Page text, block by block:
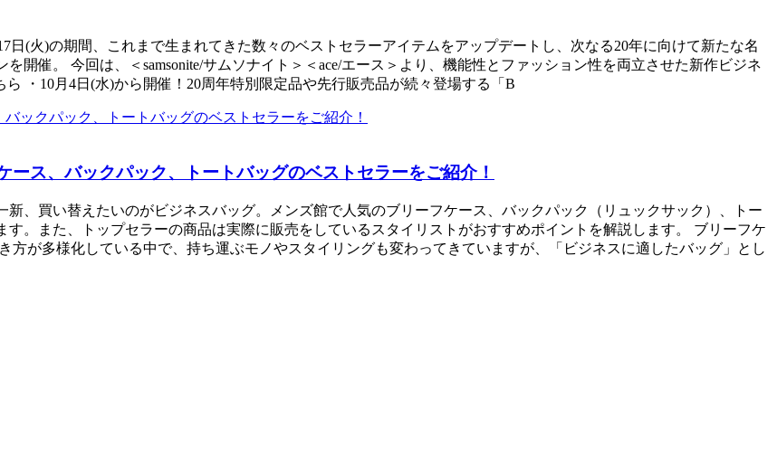
日(火)の期間、これまで生まれてきた数々のベストセラーアイテムをアップデートし、次なる20年に向けて新たな名
開催。 今回は、＜samsonite/サムソナイト＞＜ace/エース＞より、機能性とファッション性を両立させた新作ビジネ
・10月4日(水)から開催！20周年特別限定品や先行販売品が続々登場する「B
ス、バックパック、トートバッグのベストセラーをご紹介！
、買い替えたいのがビジネスバッグ。メンズ館で人気のブリーフケース、バックパック（リュックサック）、トー
。また、トップセラーの商品は実際に販売をしているスタイリストがおすすめポイントを解説します。 ブリーフケ
方が多様化している中で、持ち運ぶモノやスタイリングも変わってきていますが、「ビジネスに適したバッグ」とし